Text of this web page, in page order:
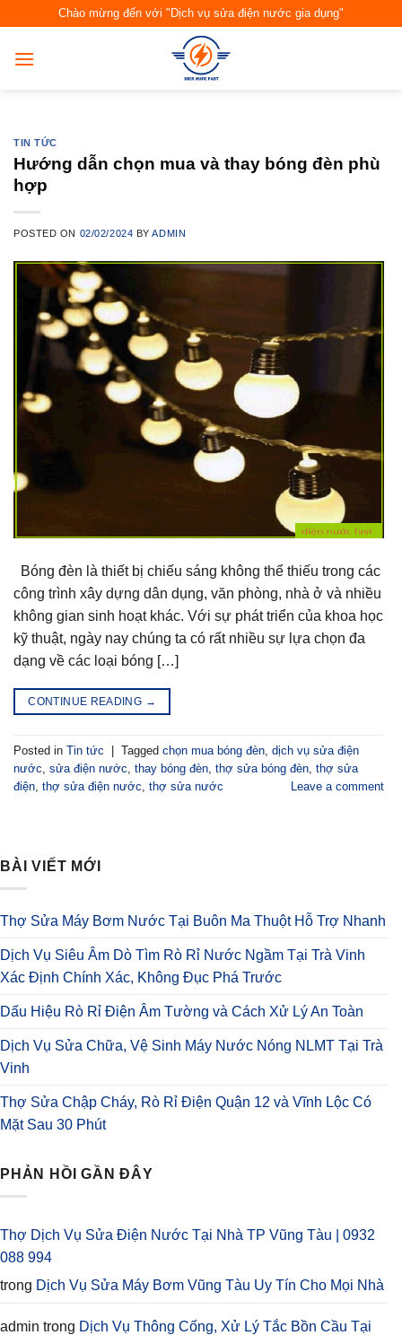
content
Chào mừng đến với "Dịch vụ sửa điện nước gia dụng"
TIN TỨC
Hướng dẫn chọn mua và thay bóng đèn phù
hợp
POSTED ON 02/02/2024 BYADMIN
Bóng đèn là thiết bị chiếu sáng không thể thiếu trong các
công trình xây dựng dân dụng, văn phòng, nhà ở và nhiều
không gian sinh hoạt khác. Với sự phát triển của khoa học
kỹ thuật, ngày nay chúng ta có rất nhiều sự lựa chọn đa
dạng về các loại bóng […]
CONTINUE READING →
Posted in Tin tức | Tagged chọn mua bóng đèn dịch vụ sửa điện
nước sửa điện nước thay bóng đèn thợ sửa bóng đèn thợ sửa
điện thợ sửa điện nước thợ sửa nước Leave a comment
BÀI VIẾT MỚI
Thợ Sửa Máy Bơm Nước Tại Buôn Ma Thuột Hỗ Trợ Nhanh
Dịch Vụ Siêu Âm Dò Tìm Rò Rỉ Nước Ngầm Tại Trà Vinh
Xác Định Chính Xác, Không Đục Phá Trước
Dấu Hiệu Rò Rỉ Điện Âm Tường và Cách Xử Lý An Toàn
Dịch Vụ Sửa Chữa, Vệ Sinh Máy Nước Nóng NLMT Tại Trà
Vinh
Thợ Sửa Chập Cháy, Rò Rỉ Điện Quận 12 và Vĩnh Lộc Có
Mặt Sau 30 Phút
PHẢN HỒI GẦN ĐÂY
Thợ Dịch Vụ Sửa Điện Nước Tại Nhà TP Vũng Tàu | 0932
088 994
trong Dịch Vụ Sửa Máy Bơm Vũng Tàu Uy Tín Cho Mọi Nhà
admin trong Dịch Vụ Thông Cống, Xử Lý Tắc Bồn Cầu Tại